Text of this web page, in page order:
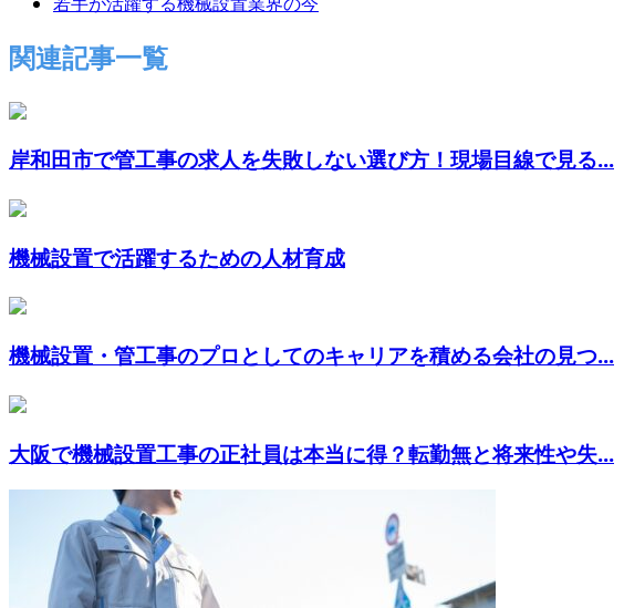
関連記事一覧
岸和田市で管工事の求人を失敗しない選び方！現場目線で見る...
機械設置で活躍するための人材育成
機械設置・管工事のプロとしてのキャリアを積める会社の見つ...
大阪で機械設置工事の正社員は本当に得？転勤無と将来性や失...